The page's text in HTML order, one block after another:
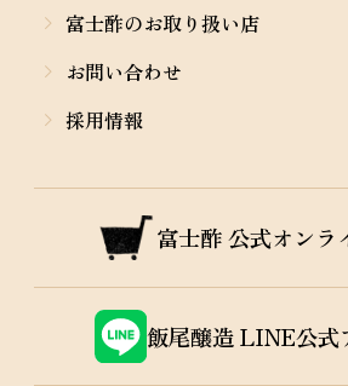
富士酢のお取り扱い店
お問い合わせ
採用情報
富士酢公式オンラ
飯尾醸造LINE公式